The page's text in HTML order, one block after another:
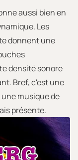
aussi bien en
Les
donnent une
densité sonore
Bref, c'est une
musique de
présente.